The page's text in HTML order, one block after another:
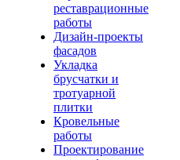
реставрационные
работы
Дизайн-проекты
фасадов
Укладка
брусчатки и
тротуарной
плитки
Кровельные
работы
Проектирование